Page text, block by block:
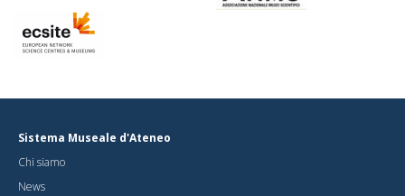
Sistema Museale d'Ateneo
Chi siamo
News